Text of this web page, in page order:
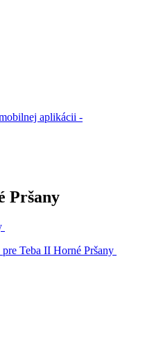
aplikácii -
Pršany
Teba II Horné Pršany